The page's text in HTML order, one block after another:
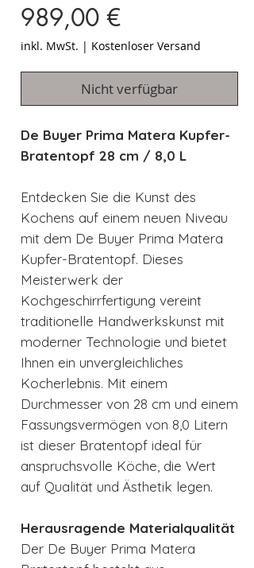
989,00 €Preis
inkl. MwSt. | Kostenloser Versand
Nicht verfügbar
De Buyer Prima Matera Kupfer-
Bratentopf 28 cm / 8,0 L
Entdecken Sie die Kunst des
Kochens auf einem neuen Niveau
mit dem De Buyer Prima Matera
Kupfer-Bratentopf. Dieses
Meisterwerk der
Kochgeschirrfertigung vereint
traditionelle Handwerkskunst mit
moderner Technologie und bietet
Ihnen ein unvergleichliches
Kocherlebnis. Mit einem
Durchmesser von 28 cm und einem
Fassungsvermögen von 8,0 Litern
ist dieser Bratentopf ideal für
anspruchsvolle Köche, die Wert
auf Qualität und Ästhetik legen.
Herausragende Materialqualität
Der De Buyer Prima Matera